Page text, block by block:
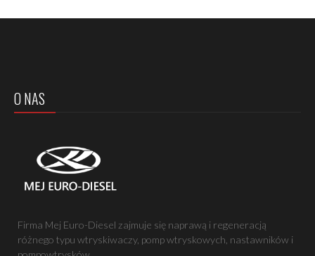
O NAS
Firma Mej Euro-Diesel zajmuje się naprawą i regeneracją
różnego typu wtryskiwaczy, pomp wtryskowych, nastawników i